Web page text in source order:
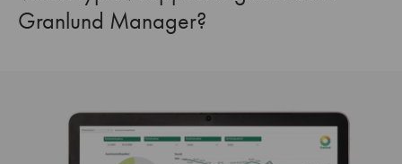
Granlund Manager?